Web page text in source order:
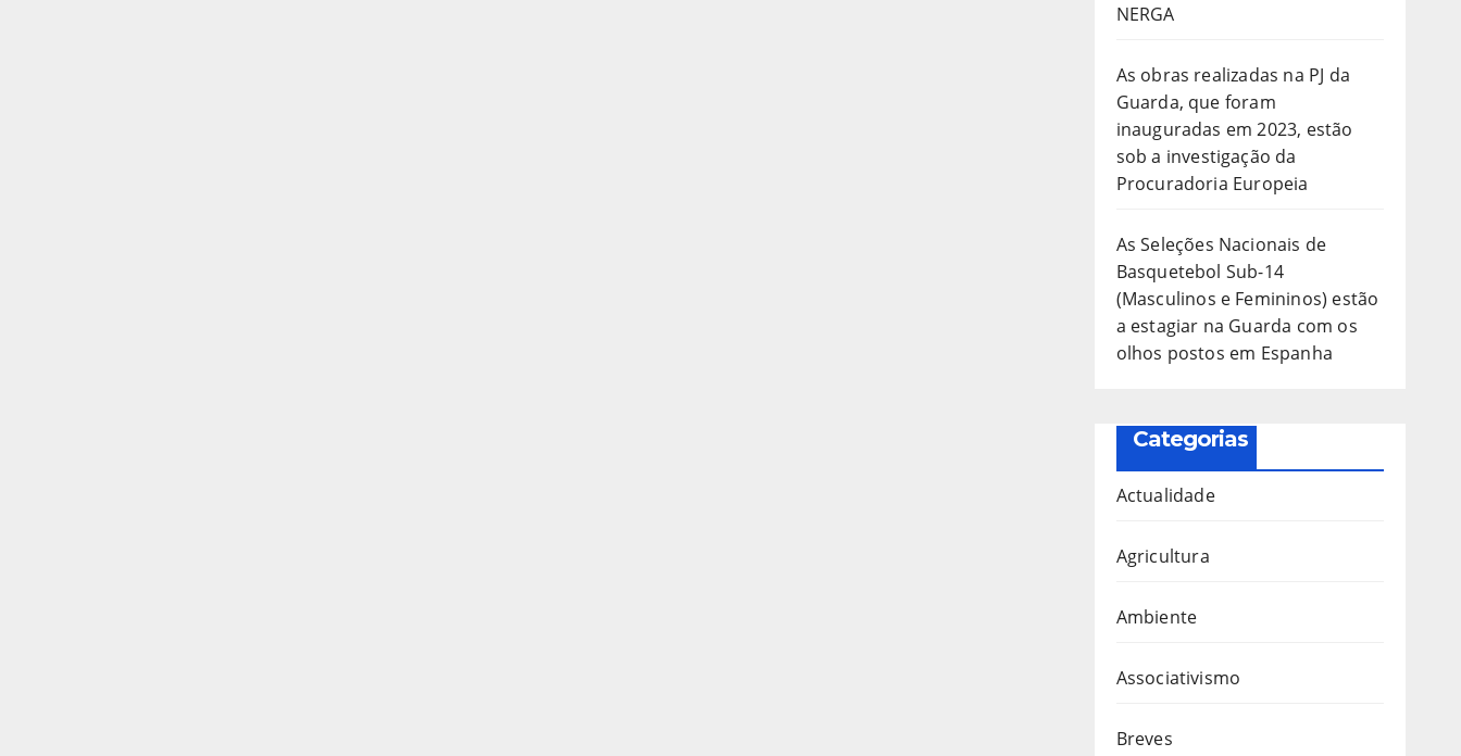
NERGA
As obras realizadas na PJ da
Guarda, que foram
inauguradas em 2023, estão
sob a investigação da
Procuradoria Europeia
As Seleções Nacionais de
Basquetebol Sub-14
(Masculinos e Femininos) estão
a estagiar na Guarda com os
olhos postos em Espanha
Categorias
Actualidade
Agricultura
Ambiente
Associativismo
Breves